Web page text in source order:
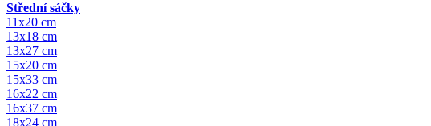
Střední sáčky
11x20 cm
13x18 cm
13x27 cm
15x20 cm
15x33 cm
16x22 cm
16x37 cm
18x24 cm